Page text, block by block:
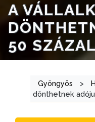
A
50
Gyöngyös >
dönthetnek